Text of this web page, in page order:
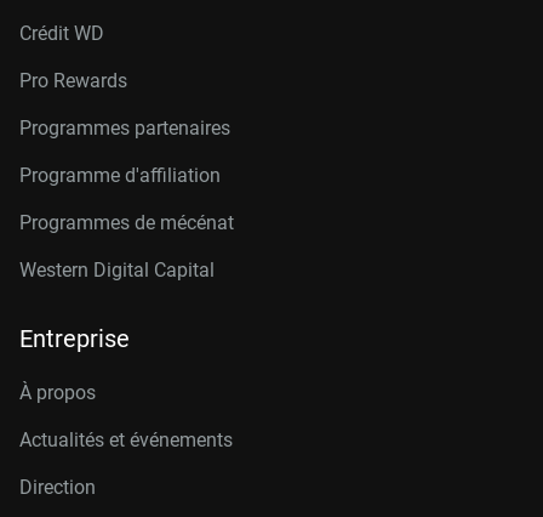
Crédit WD
Pro Rewards
Programmes partenaires
Programme d'affiliation
Programmes de mécénat
Western Digital Capital
Entreprise
À propos
Actualités et événements
Direction